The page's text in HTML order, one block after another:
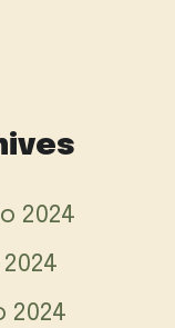
2024
2024